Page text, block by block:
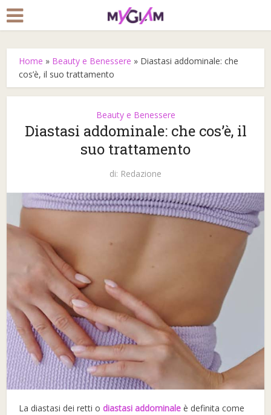
Home » Beauty e Benessere » Diastasi addominale: che
cos’è, il suo trattamento
Beauty e Benessere
Diastasi addominale: che cos’è, il
suo trattamento
di: Redazione
La diastasi dei retti odiastasi addominale è definita come